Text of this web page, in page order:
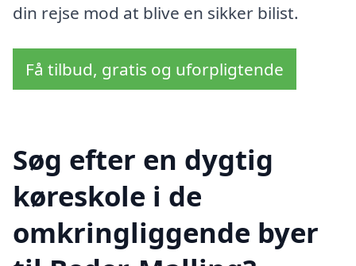
din rejse mod at blive en sikker bilist.
Få tilbud, gratis og uforpligtende
Søg efter en dygtig
køreskole i de
omkringliggende byer